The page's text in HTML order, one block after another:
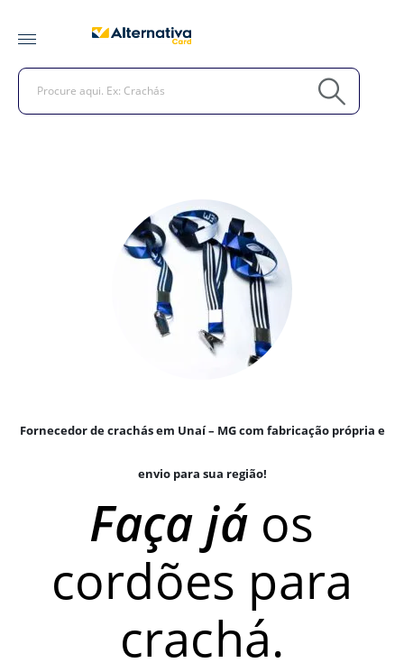
Fornecedor de crachás em Unaí – MG com fabricação própria e
envio para sua região!
Faça já os
cordões para
crachá.